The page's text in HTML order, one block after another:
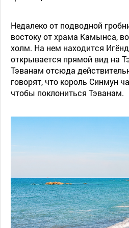
Недалеко от подводной
востоку от храма Камынса,
холм. На нем находится
открывается прямой вид на
Тэванам отсюда
говорят, что король Синмун
чтобы поклониться Тэванам.